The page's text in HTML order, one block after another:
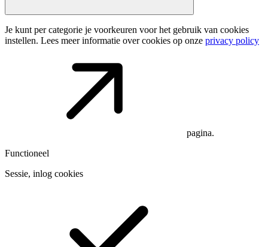
Je kunt per categorie je voorkeuren voor het gebruik van cookies
instellen. Lees meer informatie over cookies op onze privacy policy
pagina.
Functioneel
Sessie, inlog cookies